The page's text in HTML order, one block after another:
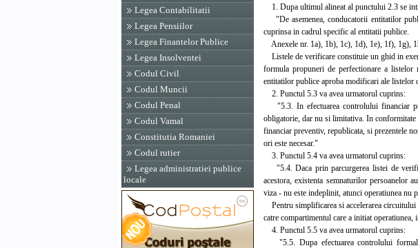
Legea Contabilitatii
Legea Pensiilor
Legea Finantelor Publice
Legea Insolventei
Codul Civil
Codul Muncii
Codul Penal
Codul Vamal
Constitutia Romaniei
Codul rutier
Legea administratiei publice
locale
1. Dupa ultimul alineat al punctului 2.3 se
"De asemenea, conducatorii entitatilor
cuprinsa in cadrul specific al entitatii publice.
Anexele nr. 1a), 1b), 1c), 1d), 1e), 1f), 1g),
Listele de verificare constituie un ghid in
formula propuneri de perfectionare a
entitatilor publice aproba modificari ale listelor
2. Punctul 5.3 va avea urmatorul cuprins:
"5.3. In efectuarea controlului financiar
obligatorie, dar nu si limitativa. In
financiar preventiv, republicata, si prezentele
ori este necesar."
3. Punctul 5.4 va avea urmatorul cuprins:
"5.4. Daca prin parcurgerea listei de
acestora, existenta semnaturilor persoanelor
viza - nu este indeplinit, atunci operatiunea nu
Pentru simplificarea si accelerarea circuitului
catre compartimentul care a initiat
4. Punctul 5.5 va avea urmatorul cuprins:
"5.5. Dupa efectuarea controlului formal,